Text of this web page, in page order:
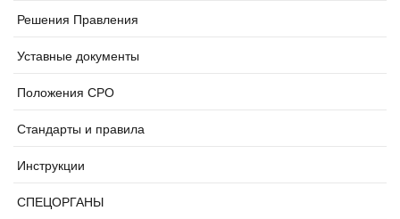
Решения Правления
Уставные документы
Положения СРО
Стандарты и правила
Инструкции
СПЕЦОРГАНЫ